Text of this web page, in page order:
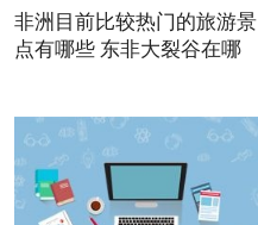
非洲目前比较热门的旅游景
点有哪些 东非大裂谷在哪